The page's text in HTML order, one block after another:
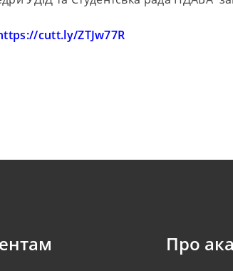
cutt.ly/ZTJw77R
Про